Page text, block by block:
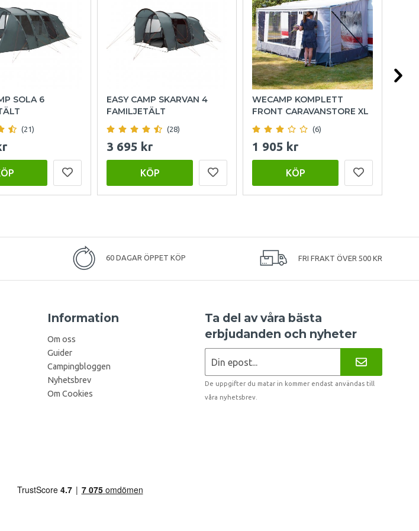
SOLA 6
(21)
EASY CAMP SKARVAN 4
FAMILJETÄLT
(28)
3 695 kr
KÖP
WECAMP KOMPLETT
FRONT CARAVANSTORE XL
(6)
1 905 kr
KÖP
60 DAGAR ÖPPET KÖP FRI FRAKT ÖVER 500 KR
Information
Om oss
Guider
Campingbloggen
Nyhetsbrev
Om Cookies
Ta del av våra bästa
erbjudanden och nyheter
De uppgifter du matar in kommer endast användas till
våra nyhetsbrev.